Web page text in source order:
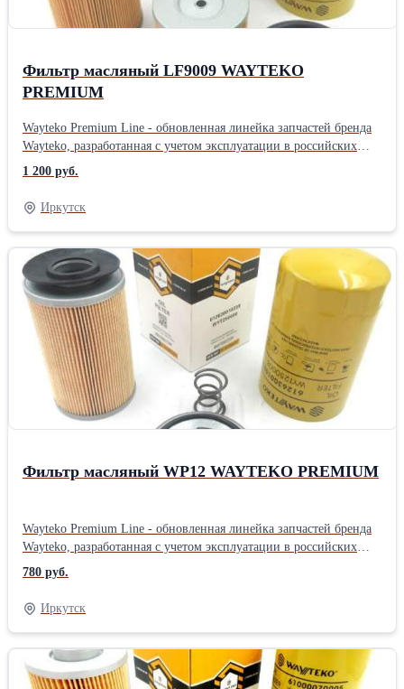
распространяется гарантия в соответствии с
законодательствомПроизводитель: Wayteko Тип техники:
Фильтр масляный LF9009 WAYTEKO
PREMIUM
Wayteko Premium Line - обновленная линейка запчастей бренда
Wayteko, разработанная с учетом эксплуатации в российских
условиях. Все запчасти произведены в Китае на предприятиях с
современным оборудованием, дополнительным контролем
качества. В каждой упаковке есть сертификат качества. Все
предприятия, выпускающие Wayteko Premium Line прошли
сертификацию по стандарту ISO 9001. Особенности и
преимущества линейки Wayteko Premium: Wayteko Premium Line
разработаны для российских условий эксплуатации:и низких
температур Выгодная цена обеспечивается дотацией
производителя, чтобы большее количество потребителей могло
самостоятельно протестировать запчасти При производстве
используется только импортное высококачественное сырье На
производстве осуществляется дополнительный контроль качества
Новая прочная упаковка гарантирует отсутствие повреждений
при транспортировке и хранении запчастей На все запчасти
распространяется гарантия в соответствии с
законодательствомПроизводитель: Wayteko Тип техники:
1 200 руб.
Иркутск
Фильтр масляный WP12 WAYTEKO PREMIUM
Wayteko Premium Line - обновленная линейка запчастей бренда
Wayteko, разработанная с учетом эксплуатации в российских
условиях. Все запчасти произведены в Китае на предприятиях с
современным оборудованием, дополнительным контролем
качества. В каждой упаковке есть сертификат качества. Все
предприятия, выпускающие Wayteko Premium Line прошли
сертификацию по стандарту ISO 9001. Особенности и
преимущества линейки Wayteko Premium: Wayteko Premium Line
разработаны для российских условий эксплуатации:и низких
780 руб.
Иркутск